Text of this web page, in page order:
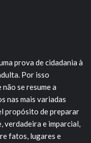
prova de cidadania à
Por isso
se resume a
nas mais variadas
propósito de preparar
verdadeira e imparcial,
fatos, lugares e